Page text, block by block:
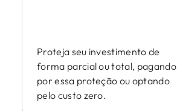
Proteja seu investimento de
forma parcial ou total, pagando
por essa proteção ou optando
pelo custo zero.